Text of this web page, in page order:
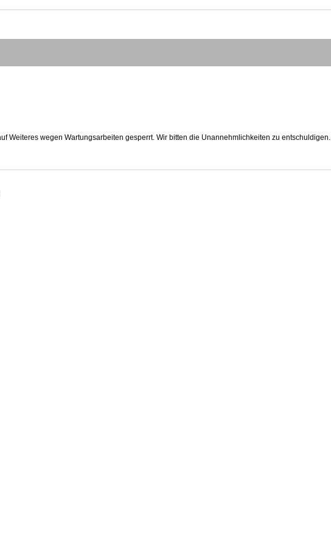
Weiteres wegen Wartungsarbeiten gesperrt. Wir bitten die Unannehmlichkeiten zu entschuldigen.